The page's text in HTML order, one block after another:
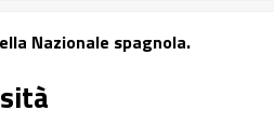
Nazionale spagnola.